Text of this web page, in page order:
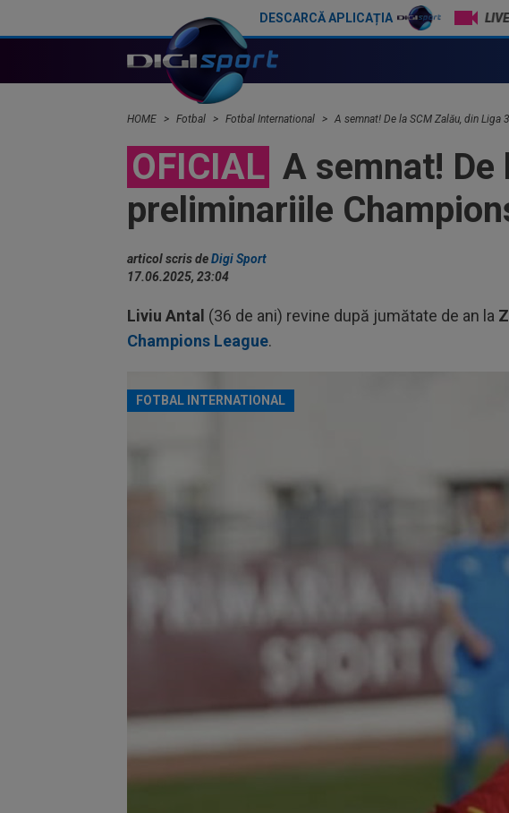
DESCARCĂ APLICAȚIA
HOME Fotbal Fotbal International A semnat! De la SCM Zalău, din
OFICIAL A semnat! De
preliminariile
articol scris deDigi Sport
17.06.2025, 23:04
Liviu Antal (36 de ani) revine după jumătate de an la
Champions League.
FOTBAL INTERNATIONAL